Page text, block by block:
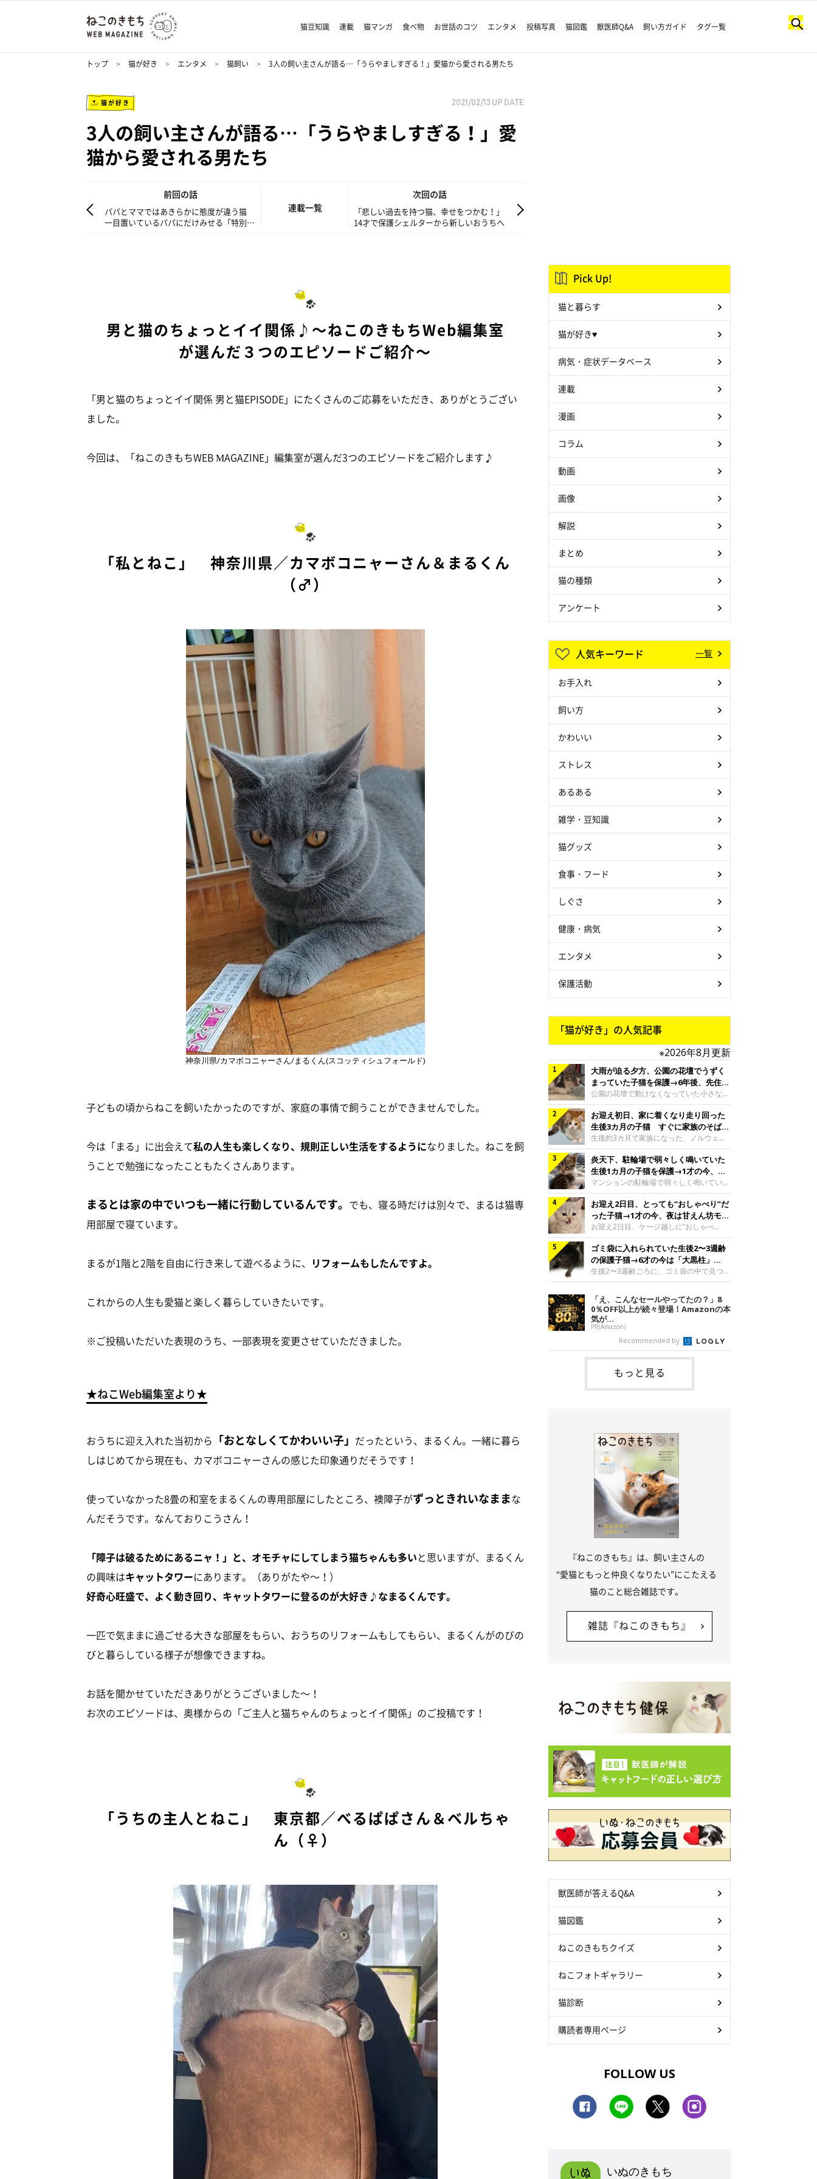
猫豆知識 連載 猫マンガ 食べ物 お世話のコツ エンタメ 投稿写真 猫図鑑 獣医師Q&A 飼い方ガイド タグ一覧
トップ 猫が好き エンタメ 猫飼い 3人の飼い主さんが語る…「うらやましすぎる！」愛猫から愛される男たち
猫が好き 2021/02/13 UP DATE
3人の飼い主さんが語る…「うらやましすぎる！」愛
猫から愛される男たち
前回の話
パパとママではあきらかに態度が違う猫
一目置いているパパにだけみせる「特別な
連載一覧
次回の話
「悲しい過去を持つ猫、幸せをつかむ！」
14才で保護シェルターから新しいおうちへ
男と猫のちょっとイイ関係♪～ねこのきもちWeb編集室
が選んだ３つのエピソードご紹介～
「男と猫のちょっとイイ関係 男と猫EPISODE」にたくさんのご応募をいただき、ありがとうござい
ました。
今回は、「ねこのきもちWEB MAGAZINE」編集室が選んだ3つのエピソードをご紹介します♪
「私とねこ」 神奈川県／カマボコニャーさん＆まるくん
（♂）
神奈川県/カマボコニャーさん/まるくん(スコッティシュフォールド)
子どもの頃からねこを飼いたかったのですが、家庭の事情で飼うことができませんでした。
今は「まる」に出会えて私の人生も楽しくなり、規則正しい生活をするようになりました。ねこを飼
うことで勉強になったこともたくさんあります。
まるとは家の中でいつも一緒に行動しているんです。 でも、寝る時だけは別々で、まるは猫専
用部屋で寝ています。
まるが1階と2階を自由に行き来して遊べるように、 リフォームもしたんですよ。
これからの人生も愛猫と楽しく暮らしていきたいです。
※ご投稿いただいた表現のうち、一部表現を変更させていただきました。
★ねこWeb編集室より★
おうちに迎え入れた当初から 「おとなしくてかわいい子」 だったという、まるくん。一緒に暮ら
しはじめてから現在も、カマボコニャーさんの感じた印象通りだそうです！
使っていなかった8畳の和室をまるくんの専用部屋にしたところ、襖障子がずっときれいなままな
んだそうです。なんておりこうさん！
「障子は破るためにあるニャ！」と、オモチャにしてしまう猫ちゃんも多いと思いますが、まるくん
の興味はキャットタワーにあります。（ありがたや～！）
好奇心旺盛で、よく動き回り、キャットタワーに登るのが大好き♪なまるくんです。
一匹で気ままに過ごせる大きな部屋をもらい、おうちのリフォームもしてもらい、まるくんがのびの
びと暮らしている様子が想像できますね。
お話を聞かせていただきありがとうございました～！
お次のエピソードは、奥様からの「ご主人と猫ちゃんのちょっとイイ関係」のご投稿です！
「うちの主人とねこ」 東京都／べるぱぱさん＆ベルちゃ
ん（♀）
Pick Up!
猫と暮らす
猫が好き♥
病気・症状データベース
連載
漫画
コラム
動画
画像
解説
まとめ
猫の種類
アンケート
人気キーワード 一覧
お手入れ
飼い方
かわいい
ストレス
あるある
雑学・豆知識
猫グッズ
食事・フード
しぐさ
健康・病気
エンタメ
保護活動
「猫が好き」の人気記事
※2026年8月更新
大雨が迫る夕方、公園の花壇でうずく
まっていた子猫を保護→6年後、先住猫
と“姉妹”のような関係に
公園の花壇で動けなくなっていた小さな子
猫。家族に迎えられてから6年、先住猫と
の間には深い絆が育まれていました。保護
当時のティダちゃん。
@muumuu62197189紹介するのは、
X（旧Twitter）ユーザー
@muumuu62197189さんの愛猫・ティダ
ちゃん（取材時6才）の成長記録です。こ
ちらは、生後3カ月ごろのティダちゃん。
飼い主さんが出会ったのは、夜から大雨に
なると予報されていた日の夕方でした。花
壇で動けずにいた子猫保護したばかりのテ
ィダちゃん。@muumuu62197189飼い主
さんは、公園の
お迎え初日、家に着くなり走り回った
生後3カ月の子猫 すぐに家族のそばで
落ち着く姿に「迎えてよかった」
生後約3カ月で家族になった、ノルウェー
ジャンフォレストキャットの子猫。お迎え
翌日には、すでに家でくつろぐ様子を見せ
ていました。お迎え翌日、ベッドでうとう
とするむうちゃんお迎え翌日のむうちゃ
ん。@umimugi0304紹介するのは、
Instagramユーザー@umimugi0304さんの
愛猫・むうちゃん（撮影時、生後約3カ月
／ノルウェージャンフォレストキャッ
ト）。こちらは、お迎え翌日に撮影された
一枚。ゴハンをお腹いっぱい食べたむうち
ゃんは眠くなり、飼い主さん夫婦のベッド
でうとうとし始めたのだとか。飼い主さ
炎天下、駐輪場で弱々しく鳴いていた
生後1カ月の子猫を保護→1才の今、筋
肉質でツンデレなコに成長
マンションの駐輪場で弱々しく鳴いてい
た、生後1カ月ほどの子猫。家族に迎えら
れてから1年、体も行動も大きく成長しま
した。炎天下の駐輪場で鳴いていた小さな
子猫保護当時のモモちゃん。@Kingponzu
紹介するのは、X（旧Twitter）ユーザー
@Kingponzuさんの愛猫・モモちゃん（取
材時1才）の成長記録です。こちらは、モ
モちゃんが生後1カ月ごろに撮影された一
枚。飼い主さんの自宅マンションの駐輪場
です。子猫時代のモモちゃん。
@Kingponzuその日は気温が35℃を
お迎え2日目、とっても“おしゃべり”だ
った子猫→1才の今、夜は甘えん坊モー
ドになるコに成長！
お迎え2日目、ケージ越しに“おしゃべ
り”する姿を見せていた子猫。1才になった
今も見せる愛らしい姿にキュンとします。
お迎え2日目、ケージ越しに何かを伝える
ももちゃん“おしゃべり”なももちゃん。
@poocoonyan紹介するのは、Instagram
ちゃん（取材時1才／マンチカン）です。
こちらの動画は、ももちゃんが生後2カ月
を過ぎたころ、お迎え2日目に撮影された
もの。新しい環境にゆっくり慣れてもらう
ため、当時はケージの中で過ごしていまし
た。鳴いてアピールするももち
ゴミ袋に入れられていた生後2〜3週齢
の保護子猫→6才の今は「大黒柱」
に！ 美しい黒猫に成長した姿にグッ
とくる
生後2〜3週齢ごろに、ゴミ袋の中で見つか
った小さな命。ミルクから育てられたその
子猫は今、家族に欠かせない存在へと成長
しました。ゴミ袋の中で見つかった、ミニ
モグラのような子猫よちよち歩きをしてい
たころの、生後2〜3週齢ごろのドンちゃ
ん。@doddou_1今回紹介するのは、
X（旧Twitter）ユーザー@doddou_1さん
の愛猫・ドンちゃん（取材時、推定6才／
本名：ドミトリー・ドンスコイ）。ドンち
ゃんは、保護猫でした。ドンちゃんが見つ
かったのは、飼い主さんの姉の勤め先の敷
「え、こんなセールやってたの？」8
0％OFF以上が続々登場！Amazonの本
気が...
PR(Amazon)
Recommended by
もっと見る
『ねこのきもち』は、飼い主さんの
“愛猫ともっと仲良くなりたい”にこたえる
猫のこと総合雑誌です。
雑誌『ねこのきもち』
獣医師が答えるQ&A
猫図鑑
ねこのきもちクイズ
ねこフォトギャラリー
猫診断
購読者専用ページ
FOLLOW US
いぬのきもち